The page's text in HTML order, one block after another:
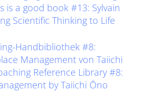
is a good book #13: Sylvain
Scientific Thinking to Life
Handbibliothek #8:
Management von Taiichi
Reference Library #8:
by Taiichi Ōno